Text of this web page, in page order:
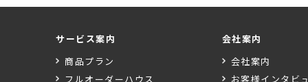
サービス案内
商品プラン
フルオーダーハウス
会社案内
会社案内
お客様インタビ